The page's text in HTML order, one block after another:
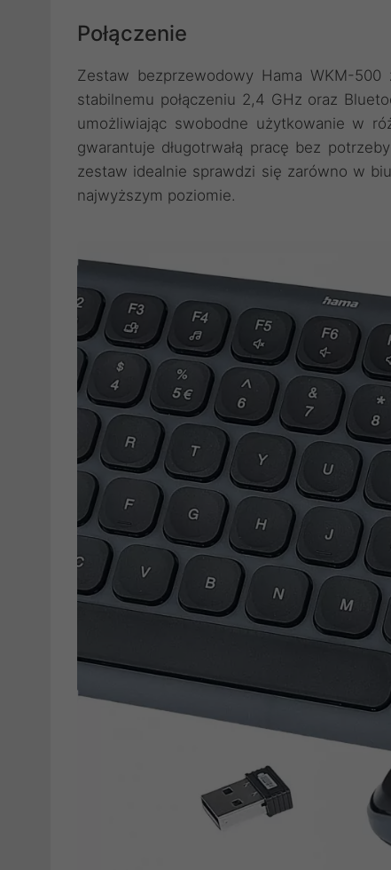
Połączenie
Zestaw bezprzewodowy Hama WKM-
stabilnemu połączeniu 2,4 GHz oraz
umożliwiając swobodne użytkowanie w
gwarantuje długotrwałą pracę bez
zestaw idealnie sprawdzi się zarówno w
najwyższym poziomie.